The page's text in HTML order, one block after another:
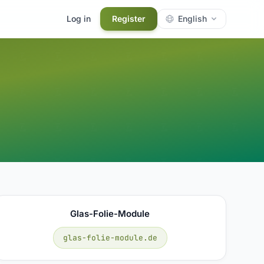
Log in Register English
Glas-Folie-Module
glas-folie-module.de